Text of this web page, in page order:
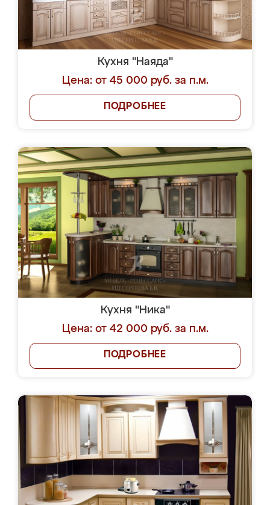
Кухня "Наяда"
Цена: от 45 000 руб. за п.м.
ПОДРОБНЕЕ
Кухня "Ника"
Цена: от 42 000 руб. за п.м.
ПОДРОБНЕЕ